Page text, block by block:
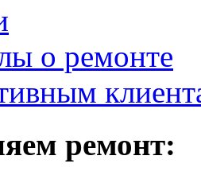
о ремонте
ремонт: